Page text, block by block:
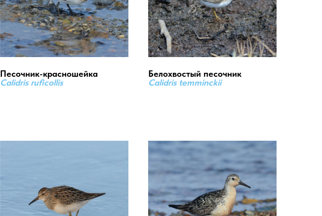
Песочник-красношейка
Calidris ruficollis
Белохвостый песочник
Calidris temminckii